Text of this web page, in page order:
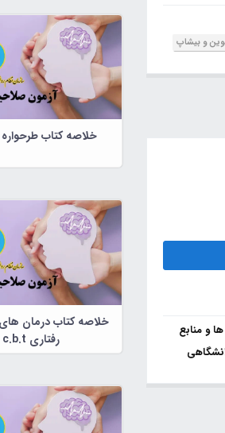
و بیشاپ
و منابع
خلاصه کتاب
خلاصه کتاب درمان
رفتاری c.b.t